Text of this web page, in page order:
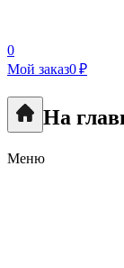
0
Мой заказ0 ₽
На
Меню